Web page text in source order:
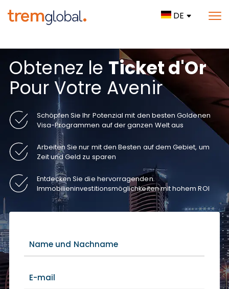
DE
Obtenez le Ticket d'Or
Pour Votre Avenir
Schöpfen Sie Ihr Potenzial mit den besten Goldenen
Visa-Programmen auf der ganzen Welt aus
Arbeiten Sie nur mit den Besten auf dem Gebiet, um
Zeit und Geld zu sparen
Entdecken Sie die hervorragenden
Immobilieninvestitionsmöglichkeiten mit hohem ROI